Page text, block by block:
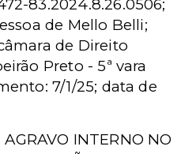
83.2024.8.26.0506;
de Mello Belli;
de Direito
Preto - 5ª vara
7/1/25; data de
AGRAVO INTERNO NO